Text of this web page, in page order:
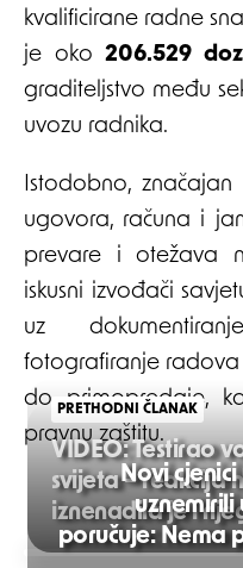
kvalificirane radne
je oko 206.529
graditeljstvo među
uvozu radnika.
Istodobno, značajan
ugovora, računa i
prevare i otežava
iskusni izvođači
uz
fotografiranje radova
do primopredaje,
pravnu zaštitu.
Post
PRETHODNI ČLANAK
VIDEO: Testirao
svijeta – reakcija
iznenadila je i
Novi
uznemirili
poručuje: Nema